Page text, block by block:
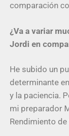
comparación
¿Va a variar
Jordi en
He subido un
determinante
y la paciencia.
mi preparador
Rendimiento